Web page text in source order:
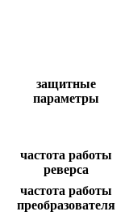
защитные
параметры
частота работы
реверса
частота работы
преобразователя